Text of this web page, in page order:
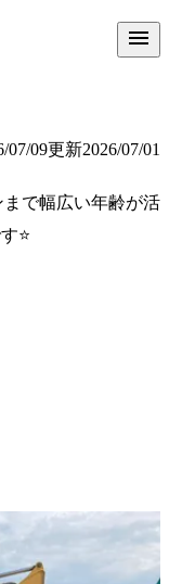
07/09更新2026/07/01
まで幅広い年齢が活
⭐